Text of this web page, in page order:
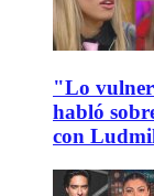
"Lo
habló
con